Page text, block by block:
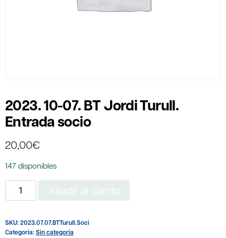
2023. 10-07. BT Jordi Turull.
Entrada socio
20,00€
147 disponibles
2023.
10-
BT
Añadir al carrito
SKU:2023.07.07.BTTurull.Soci
Categoría:Sin categoría